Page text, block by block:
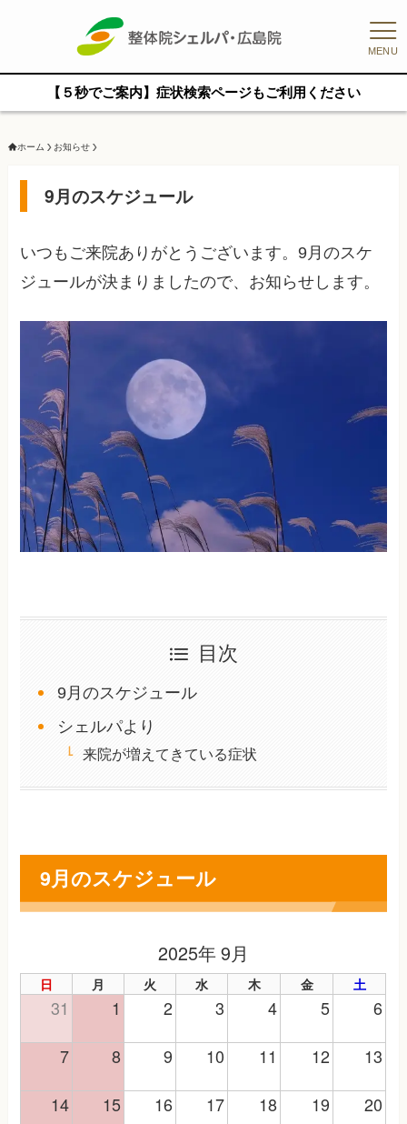
MENU
【５秒でご案内】症状検索ページもご利用ください
ホーム お知らせ
9月のスケジュール
いつもご来院ありがとうございます。9月のスケ
ジュールが決まりましたので、お知らせします。
目次
9月のスケジュール
シェルパより
来院が増えてきている症状
9月のスケジュール
2025年 9月
日 月 火 水 木 金 土
31 1 2 3 4 5 6
7 8 9 10 11 12 13
14 15 16 17 18 19 20